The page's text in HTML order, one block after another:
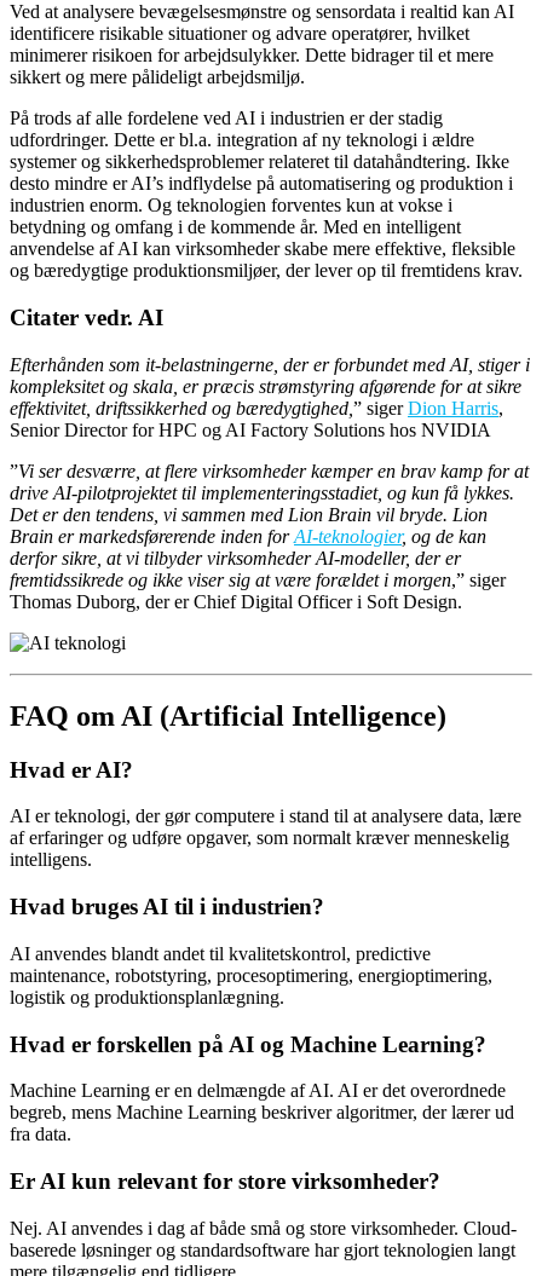
Ved at analysere bevægelsesmønstre og sensordata i realtid kan AI
identificere risikable situationer og advare operatører, hvilket
minimerer risikoen for arbejdsulykker. Dette bidrager til et mere
sikkert og mere pålideligt arbejdsmiljø.
På trods af alle fordelene ved AI i industrien er der stadig
udfordringer. Dette er bl.a. integration af ny teknologi i ældre
systemer og sikkerhedsproblemer relateret til datahåndtering. Ikke
desto mindre er AI’s indflydelse på automatisering og produktion i
industrien enorm. Og teknologien forventes kun at vokse i
betydning og omfang i de kommende år. Med en intelligent
anvendelse af AI kan virksomheder skabe mere effektive, fleksible
og bæredygtige produktionsmiljøer, der lever op til fremtidens krav.
Citater vedr. AI
Efterhånden som it-belastningerne, der er forbundet med AI, stiger i
kompleksitet og skala, er præcis strømstyring afgørende for at sikre
effektivitet, driftssikkerhed og bæredygtighed, ” sigerDion Harris,
Senior Director for HPC og AI Factory Solutions hos NVIDIA
”Vi ser desværre, at flere virksomheder kæmper en brav kamp for at
drive AI-pilotprojektet til implementeringsstadiet, og kun få lykkes.
Det er den tendens, vi sammen med Lion Brain vil bryde. Lion
Brain er markedsførerende inden forAI-teknologier, og de kan
derfor sikre, at vi tilbyder virksomheder AI-modeller, der er
fremtidssikrede og ikke viser sig at være forældet i morgen,” siger
Thomas Duborg, der er Chief Digital Officer i Soft Design.
FAQ om AI (Artificial Intelligence)
Hvad er AI?
AI er teknologi, der gør computere i stand til at analysere data, lære
af erfaringer og udføre opgaver, som normalt kræver menneskelig
intelligens.
Hvad bruges AI til i industrien?
AI anvendes blandt andet til kvalitetskontrol, predictive
maintenance, robotstyring, procesoptimering, energioptimering,
logistik og produktionsplanlægning.
Hvad er forskellen på AI og Machine Learning?
Machine Learning er en delmængde af AI. AI er det overordnede
begreb, mens Machine Learning beskriver algoritmer, der lærer ud
fra data.
Er AI kun relevant for store virksomheder?
Nej. AI anvendes i dag af både små og store virksomheder. Cloud-
baserede løsninger og standardsoftware har gjort teknologien langt
mere tilgængelig end tidligere.